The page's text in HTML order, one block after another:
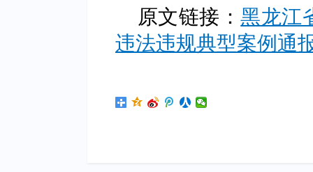
原文链接：黑龙江
违法违规典型案例通